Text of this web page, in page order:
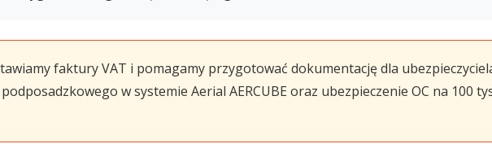
faktury VAT i pomagamy przygotować dokumentację dla
w systemie Aerial AERCUBE oraz ubezpieczenie OC na 100